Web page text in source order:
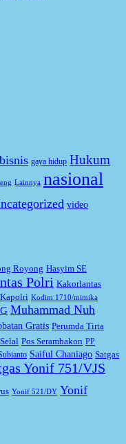
gaya hidup Hukum
Lainnya nasional
video
Royong Hasyim SE
Polri Kakorlantas
Kapolri Kodim 1710/mimika
Muhammad Nuh
Gratis Perumda Tirta
Pos Serambakon PP
Saiful Chaniago Satgas
Yonif 751/VJS
Yonif 521/DY Yonif